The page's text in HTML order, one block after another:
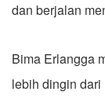
dan berjalan
Bima Erlangga
lebih dingin